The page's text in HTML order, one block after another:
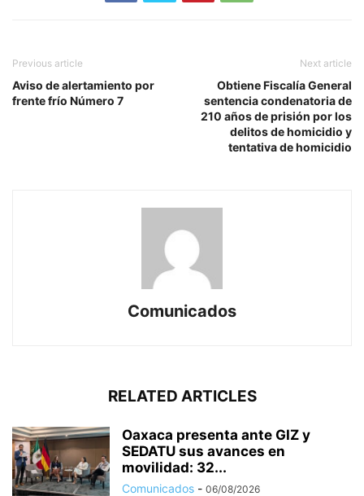
Previous article
Aviso de alertamiento por
frente frío Número 7
Next article
Obtiene Fiscalía General
sentencia condenatoria de
210 años de prisión por los
delitos de homicidio y
tentativa de homicidio
Comunicados
RELATED ARTICLES
Oaxaca presenta ante GIZ y
SEDATU sus avances en
movilidad: 32...
Comunicados - 06/08/2026